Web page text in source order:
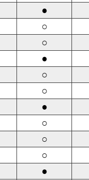
●
○
○
●
○
○
●
○
○
○
●